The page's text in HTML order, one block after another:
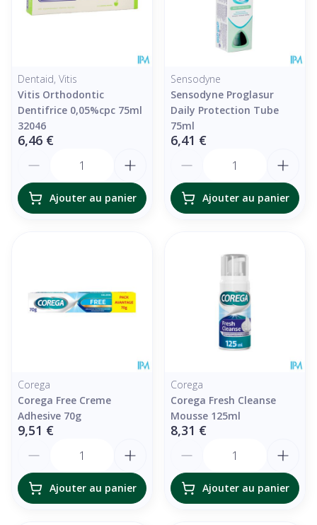
Dentaid, Vitis
Vitis Orthodontic
Dentifrice 0,05%cpc 75ml
32046
6,46 €
Ajouter au panier
Sensodyne
Sensodyne Proglasur
Daily Protection Tube
75ml
6,41 €
Ajouter au panier
Corega
Corega Free Creme
Adhesive 70g
9,51 €
Ajouter au panier
Corega
Corega Fresh Cleanse
Mousse 125ml
8,31 €
Ajouter au panier